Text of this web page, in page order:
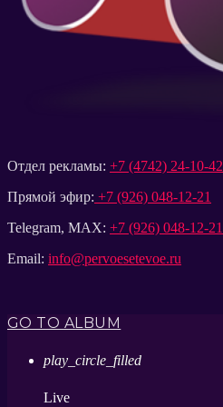
Отдел рекламы: +7 (4742) 24-10-42
Прямой эфир: +7 (926) 048-12-21
Telegram, MAX: +7 (926) 048-12-21
Email: info@pervoesetevoe.ru
GO TO ALBUM
play_circle_filled
Live